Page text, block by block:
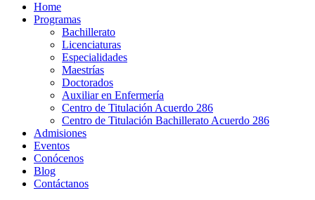
Home
Programas
Bachillerato
Licenciaturas
Especialidades
Maestrías
Doctorados
Auxiliar en Enfermería
Centro de Titulación Acuerdo 286
Centro de Titulación Bachillerato Acuerdo 286
Admisiones
Eventos
Conócenos
Blog
Contáctanos